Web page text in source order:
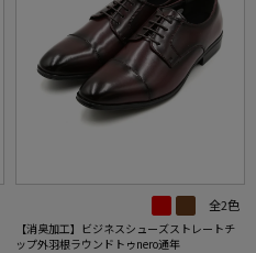
全2色
【消臭加工】ビジネスシューズストレートチ
ップ外羽根ラウンドトゥnero通年